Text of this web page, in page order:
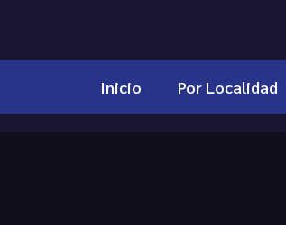
Inicio Por Localidad